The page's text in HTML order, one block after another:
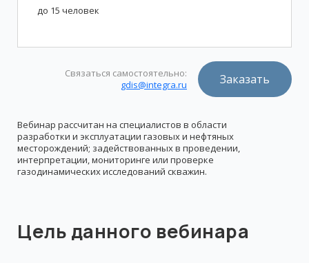
до 15 человек
Заказать
Связаться самостоятельно:
gdis@integra.ru
Вебинар рассчитан на специалистов в области
разработки и эксплуатации газовых и нефтяных
месторождений; задействованных в проведении,
интерпретации, мониторинге или проверке
газодинамических исследований скважин.
Цель данного вебинара